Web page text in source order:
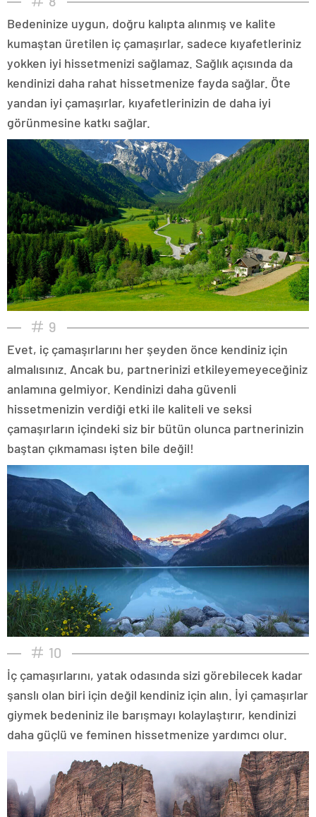
Bedeninize uygun, doğru kalıpta alınmış ve kalite
kumaştan üretilen iç çamaşırlar, sadece kıyafetleriniz
yokken iyi hissetmenizi sağlamaz. Sağlık açısında da
kendinizi daha rahat hissetmenize fayda sağlar. Öte
yandan iyi çamaşırlar, kıyafetlerinizin de daha iyi
görünmesine katkı sağlar.
9
Evet, iç çamaşırlarını her şeyden önce kendiniz için
almalısınız. Ancak bu, partnerinizi etkileyemeyeceğiniz
anlamına gelmiyor. Kendinizi daha güvenli
hissetmenizin verdiği etki ile kaliteli ve seksi
çamaşırların içindeki siz bir bütün olunca partnerinizin
baştan çıkmaması işten bile değil!
10
İç çamaşırlarını, yatak odasında sizi görebilecek kadar
şanslı olan biri için değil kendiniz için alın. İyi çamaşırlar
giymek bedeniniz ile barışmayı kolaylaştırır, kendinizi
daha güçlü ve feminen hissetmenize yardımcı olur.